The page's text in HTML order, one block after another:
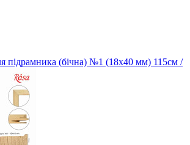
підрамника (бічна) №1 (18х40 мм) 115см /